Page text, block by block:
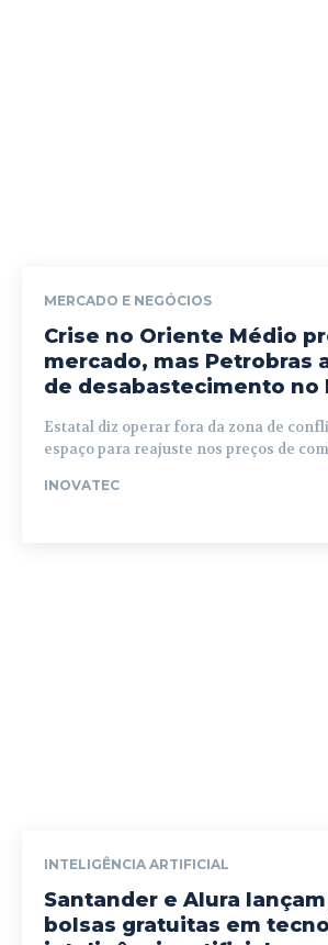
MERCADO E NEGÓCIOS
Crise no Oriente Médio
mercado, mas Petrobras
de desabastecimento no
Estatal diz operar fora da zona de
espaço para reajuste nos preços de
INOVATEC
INTELIGÊNCIA ARTIFICIAL
Santander e Alura
bolsas gratuitas em